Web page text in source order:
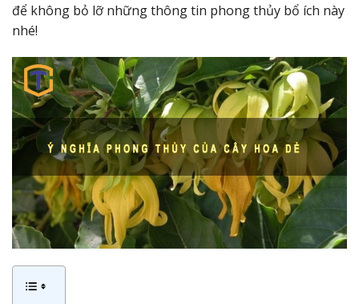
để không bỏ lỡ những thông tin phong thủy bổ ích này
nhé!